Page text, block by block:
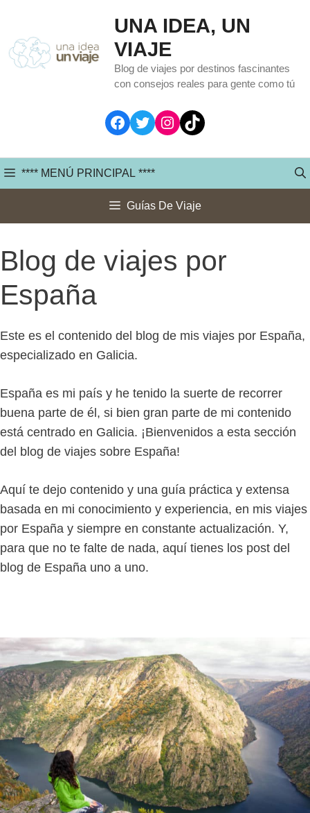
contenido
UNA IDEA, UN
VIAJE
Blog de viajes por destinos fascinantes
con consejos reales para gente como tú
Facebook
TwitterInstagram
TikTok
**** MENÚ PRINCIPAL ****
Guías De Viaje
Blog de viajes por
España
Este es el contenido del blog de mis viajes por España,
especializado en Galicia.
España es mi país y he tenido la suerte de recorrer
buena parte de él, si bien gran parte de mi contenido
está centrado en Galicia. ¡Bienvenidos a esta sección
del blog de viajes sobre España!
Aquí te dejo contenido y una guía práctica y extensa
basada en mi conocimiento y experiencia, en mis viajes
por España y siempre en constante actualización. Y,
para que no te falte de nada, aquí tienes los post del
blog de España uno a uno.